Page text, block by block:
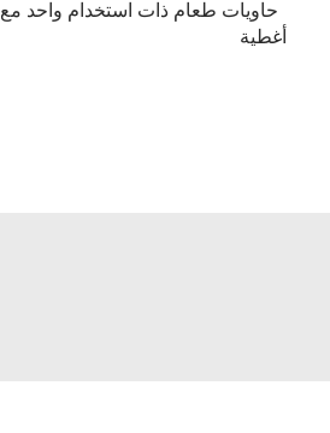
حاويات طعام ذات استخدام واحد مع
أغطية